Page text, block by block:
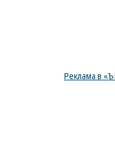
Реклама в